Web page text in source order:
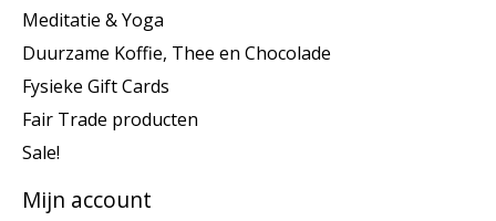
Meditatie & Yoga
Duurzame Koffie, Thee en Chocolade
Fysieke Gift Cards
Fair Trade producten
Sale!
Mijn account